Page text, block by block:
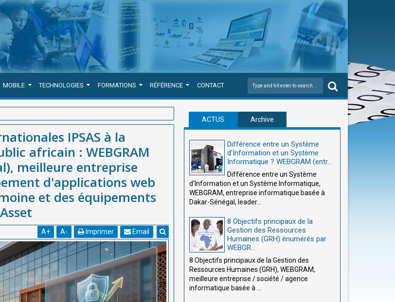
MOBILE TECHNOLOGIES FORMATIONS RÉFÉRENCE CONTACT
patrimoine public africain : WEBGRAM (société
développement d'applications web et mobiles et
SmartAsset
IPSAS à la
africain : WEBGRAM
meilleure entreprise
d'applications web
et des équipements
A+ A- Imprimer Email
ACTUS Archive
Différence entre un Système
d'Information et un Système
Informatique ? WEBGRAM (entr...
Différence entre un Système
d'Information et un Système Informatique,
WEBGRAM, entreprise informatique basée à
Dakar-Sénégal, leader...
8 Objectifs principaux de la
Gestion des Ressources
Humaines (GRH) énumérés par
WEBGR...
8 Objectifs principaux de la Gestion des
Ressources Humaines (GRH), WEBGRAM,
meilleure entreprise / société / agence
informatique basée à ...